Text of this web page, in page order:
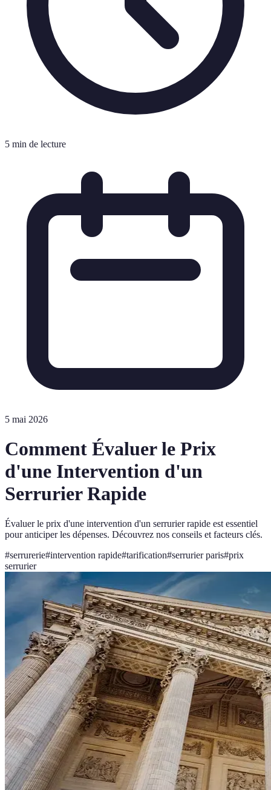
5 min de lecture
5 mai 2026
Comment Évaluer le Prix
d'une Intervention d'un
Serrurier Rapide
Évaluer le prix d'une intervention d'un serrurier rapide est essentiel
pour anticiper les dépenses. Découvrez nos conseils et facteurs clés.
#serrurerie#intervention rapide#tarification#serrurier paris#prix
serrurier